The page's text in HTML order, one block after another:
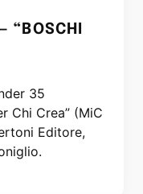
“BOSCHI
35
Chi Crea” (MiC
Editore,